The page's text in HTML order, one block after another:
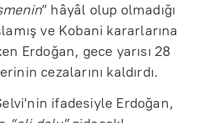
” hâyâl olup olmadığı
ve Kobani kararlarına
Erdoğan, gece yarısı 28
cezalarını kaldırdı.
ifadesiyle Erdoğan,